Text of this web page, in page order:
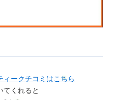
ィークチコミはこちら
てくれると